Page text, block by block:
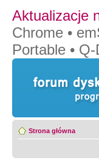
Aktualizacje
Chrome •
Portable • Q-
Strona główna